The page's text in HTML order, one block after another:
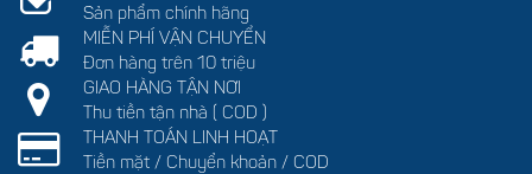
Sản phẩm chính hãng
MIỄN PHÍ VẬN CHUYỂN
Đơn hàng trên 10 triệu
GIAO HÀNG TẬN NƠI
Thu tiền tận nhà ( COD )
THANH TOÁN LINH HOẠT
Tiền mặt / Chuyển khoản / COD